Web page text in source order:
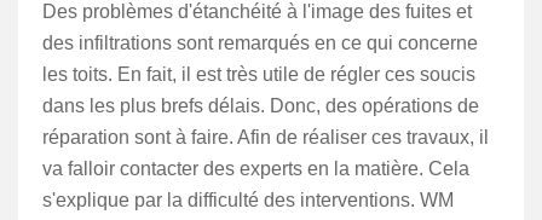
Des problèmes d'étanchéité à l'image des fuites et
des infiltrations sont remarqués en ce qui concerne
les toits. En fait, il est très utile de régler ces soucis
dans les plus brefs délais. Donc, des opérations de
réparation sont à faire. Afin de réaliser ces travaux, il
va falloir contacter des experts en la matière. Cela
s'explique par la difficulté des interventions. WM